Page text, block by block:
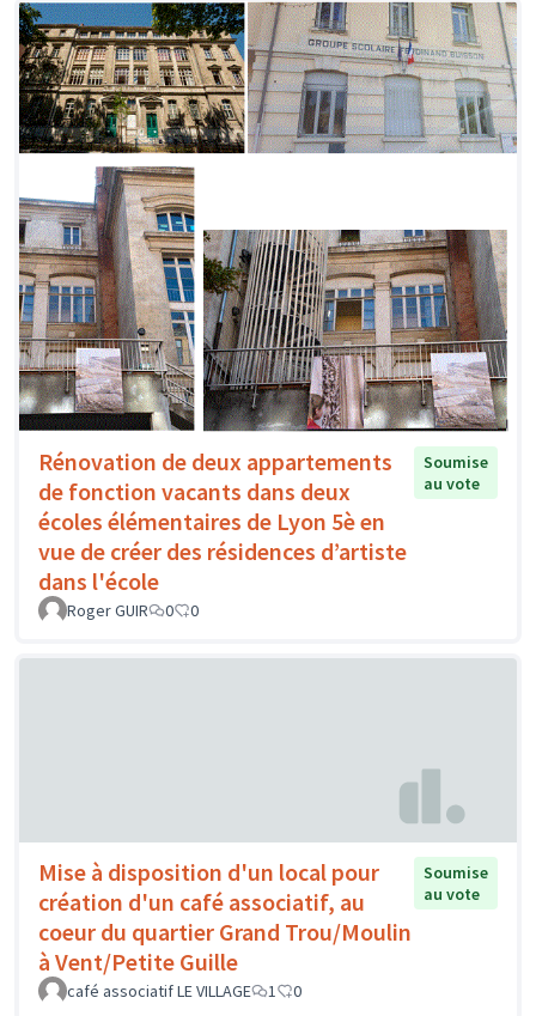
Rénovation de deux appartements
de fonction vacants dans deux
écoles élémentaires de Lyon 5è en
vue de créer des résidences d’artiste
dans l'école
Soumise
au vote
Roger GUIR 0 0
Mise à disposition d'un local pour
création d'un café associatif, au
coeur du quartier Grand Trou/Moulin
à Vent/Petite Guille
Soumise
au vote
café associatif LE VILLAGE 1 0